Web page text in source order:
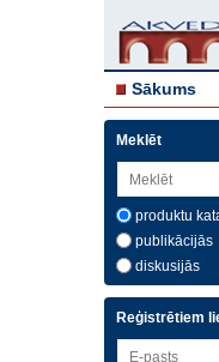
Sākums
Meklēt
produktu
publikācijās
diskusijās
Reģistrētiem